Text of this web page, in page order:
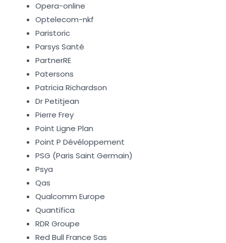
Opera-online
Optelecom-nkf
Paristoric
Parsys Santé
PartnerRE
Patersons
Patricia Richardson
Dr Petitjean
Pierre Frey
Point Ligne Plan
Point P Dévéloppement
PSG (Paris Saint Germain)
Psya
Qas
Qualcomm Europe
Quantifica
RDR Groupe
Red Bull France Sas